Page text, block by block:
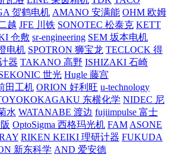
贺鹤电机 AMANO 安满能 OHM 欧姆
越 JFE 川铁 SONOTEC 松泰克 KETT
仓敷 sr-engineering SEM 坂本电机
电机 SPOTRON 狮宝龙 TECLOCK 得
器 TAKANO 高野 ISHIZAKI 石崎
世光 Hugle 藤宫
田工机 ORION 好利旺 u-technology
东横化学 NIDEC 尼
水 WATANABE 渡边 fujiimpulse 富士
OptoSigma 西格玛光机 FAM ASONE
RIKEN KEIKI 理研计器 FUKUDA
新东科学 AND 爱安德